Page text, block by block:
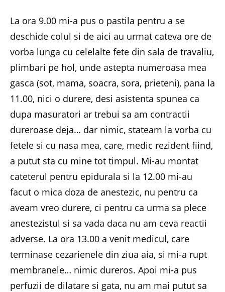
La ora 9.00 mi-a pus o pastila pentru a se
deschide colul si de aici au urmat cateva ore de
vorba lunga cu celelalte fete din sala de travaliu,
plimbari pe hol, unde astepta numeroasa mea
gasca (sot, mama, soacra, sora, prieteni), pana la
11.00, nici o durere, desi asistenta spunea ca
dupa masuratori ar trebui sa am contractii
dureroase deja… dar nimic, stateam la vorba cu
fetele si cu nasa mea, care, medic rezident fiind,
a putut sta cu mine tot timpul. Mi-au montat
cateterul pentru epidurala si la 12.00 mi-au
facut o mica doza de anestezic, nu pentru ca
aveam vreo durere, ci pentru ca urma sa plece
anestezistul si sa vada daca nu am ceva reactii
adverse. La ora 13.00 a venit medicul, care
terminase cezarienele din ziua aia, si mi-a rupt
membranele… nimic dureros. Apoi mi-a pus
perfuzii de dilatare si gata, nu am mai putut sa